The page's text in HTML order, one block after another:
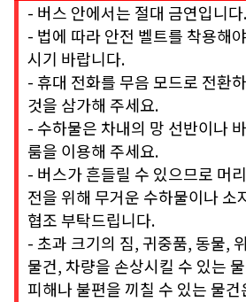
- 버스 안에서는 절대 금연입니다.
- 법에 따라 안전 벨트를 착용해
시기 바랍니다.
- 휴대 전화를 무음 모드로 전환
것을 삼가해 주세요.
- 수하물은 차내의 망 선반이나
룸을 이용해 주세요.
- 버스가 흔들릴 수 있으므로 머
전을 위해 무거운 수하물이나 소
협조 부탁드립니다.
- 초과 크기의 짐, 귀중품, 동물,
물건, 차량을 손상시킬 수 있는
피해나 불편을 끼칠 수 있는 물